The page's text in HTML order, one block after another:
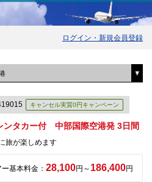
ログイン・新規会員登録
キャンセル実質0円キャンペーン
ンタカー付 中部国際空港発 3日間
旅が楽しめます
ー基本料金： 28,100円～ 186,400円